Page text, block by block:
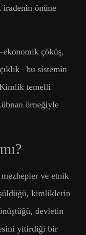
iradenin önüne
çöküş,
bu sistemin
temelli
örneğiyle
ve etnik
kimliklerin
devletin
yitirdiği bir